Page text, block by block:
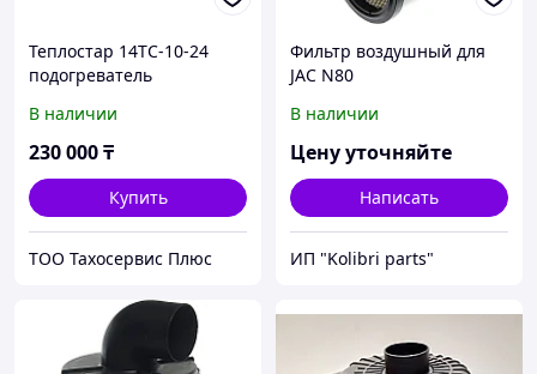
Теплостар 14ТС-10-24
подогреватель
В наличии
230 000₸
Купить
ТОО Тахосервис Плюс
Фильтр воздушный для
JAC N80
В наличии
Цену уточняйте
Написать
ИП "Kolibri parts"